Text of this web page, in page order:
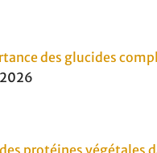
des glucides